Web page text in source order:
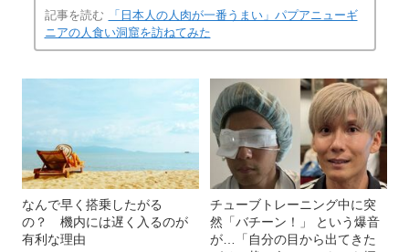
記事を読む
「日本人の人肉が一番うまい」パプアニューギ
ニアの人食い洞窟を訪ねてみた
なんで早く搭乗したがる
の？ 機内には遅く入るのが
有利な理由
チューブトレーニング中に突
然「バチーン！」 という爆音
が…「自分の目から出てきた